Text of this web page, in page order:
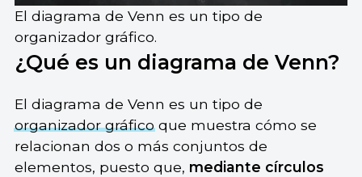
El diagrama de Venn es un tipo de
organizador gráfico.
¿Qué es un diagrama de Venn?
El diagrama de Venn es un tipo de
organizador gráficoque muestra cómo se
relacionan dos o más conjuntos de
elementos, puesto que, mediante círculos